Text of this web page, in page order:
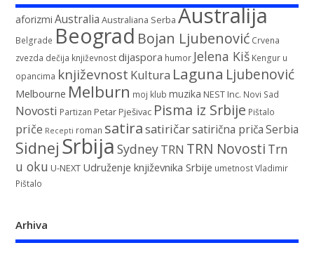
aforizmi Australia Australiana Serba Australija
Belgrade Beograd Bojan Ljubenović Crvena
zvezda dečija književnostdijaspora humor Jelena Kiš Kengur u
opancima književnost Kultura Laguna Ljubenović
Melbourne Melburn moj klub muzika NEST Inc. Novi Sad
Novosti Partizan Petar Pješivac Pisma iz Srbije Pištalo
priče Recepti roman satirasatiričarsatirična pričaSerbia
Sidnej Srbija SydneyTRN TRN Novosti Trn
u oku U-NEXT Udruženje književnika Srbije umetnostVladimir
Pištalo
Arhiva